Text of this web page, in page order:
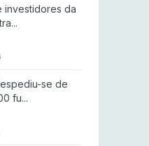
no
investidores da
se de
fu...